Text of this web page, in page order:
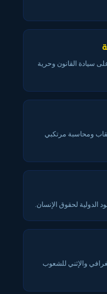
سيادة القانون وحرية
ومحاسبة مرتكبي
الدولية لحقوق الإنسان.
والإثني للشعوب